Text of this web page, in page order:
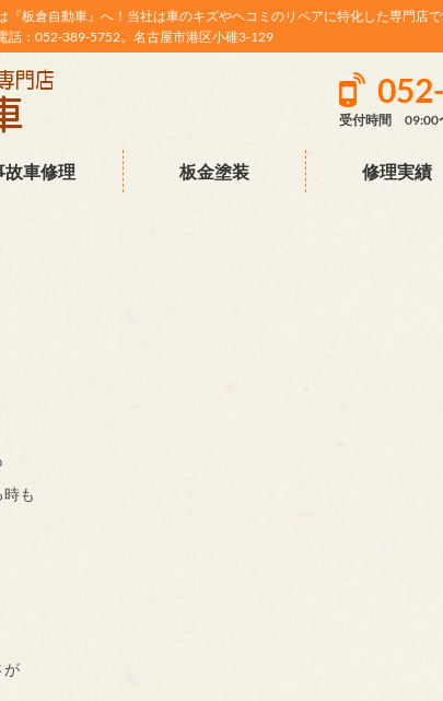
『板倉自動車』へ！当社は車のキズやヘコミのリペアに特化した専門店
話：052-389-5752。名古屋市港区小碓3-129
受付時間 09:00
故車修理 板金塗装 修理実績
も
が